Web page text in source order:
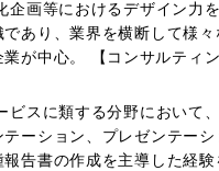
ザイン力を強みとして企業・団体の持続
あり、業界を横断して様
年の崖」問題への対応や、BPM推進など
ームの保守切れに伴いオ
)をはじめとしたシステム化方針
Consulting」の実稼働
験のある方 下記いずれか必須 ・コンサルティングファ
ーション、プレゼンテー
書の作成を主導した経験を